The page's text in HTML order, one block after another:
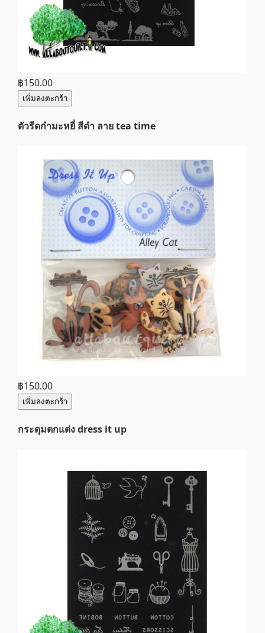
฿150.00
เพิ่มลงตะกร้า
ตัวรีดกำมะหยี่ สีดำ ลาย tea time
฿150.00
เพิ่มลงตะกร้า
กระดุมตกแต่ง dress it up